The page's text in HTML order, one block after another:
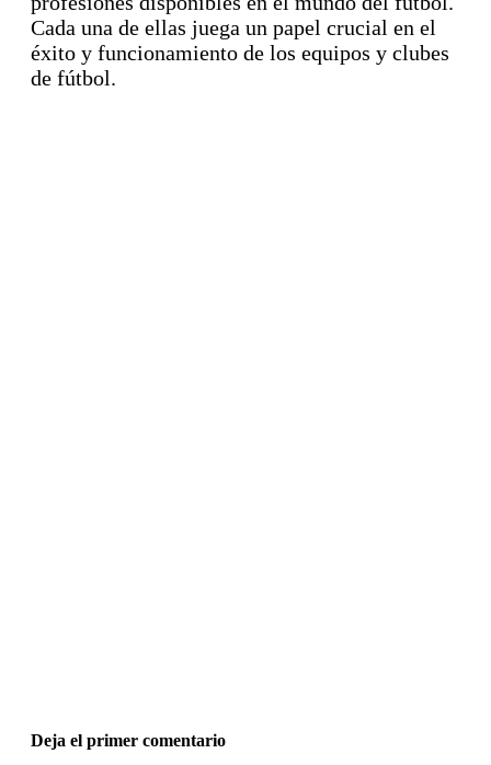
Cada una de ellas juega un papel crucial en el
éxito y funcionamiento de los equipos y clubes
de fútbol.
Deja el primer comentario